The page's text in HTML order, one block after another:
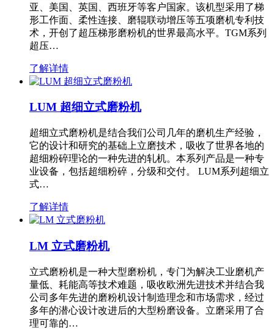
亚、美国、英国、西班牙等客户国家。该机型采用了梯
形工作面、柔性连接、磨辊联动增压等五项磨机专利技
术，开创了超压梯形磨粉机的世界最高水平。TGM系列
超压…
了解详情
LUM 超细立式磨粉机
超细立式磨粉机是结合我们公司几年的磨机生产经验，
它的设计和研究的基础上立磨技术，吸收了世界各地的
超细粉碎理论的一种先进的轧机。本系列产品是一种专
业设备，包括超细粉碎，分级和交付。 LUM系列超细立
式…
了解详情
LM 立式磨粉机
立式磨粉机是一种大型磨粉机，专门为解决工业磨机产
量低、耗能高等技术难题，吸收欧洲先进技术并结合我
公司多年先进的磨粉机设计制造理念和市场需求，经过
多年的潜心设计改进后的大型粉磨设备。立磨采用了合
理可靠的…